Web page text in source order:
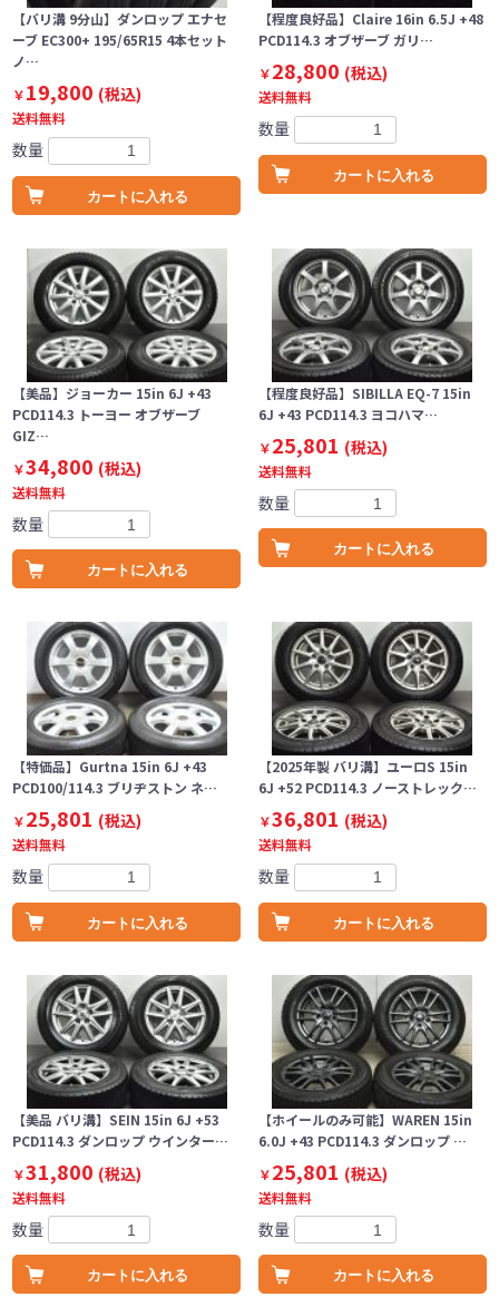
【バリ溝 9分山】ダンロップ エナセ
ーブ EC300+ 195/65R15 4本セット
ノ…
￥19,800 (税込)
送料無料
数量
カートに入れる
【程度良好品】Claire 16in 6.5J +48
PCD114.3 オブザーブ ガリ…
￥28,800 (税込)
送料無料
数量
カートに入れる
【美品】ジョーカー 15in 6J +43
PCD114.3 トーヨー オブザーブ
GIZ…
￥34,800 (税込)
送料無料
数量
カートに入れる
【程度良好品】SIBILLA EQ-7 15in
6J +43 PCD114.3 ヨコハマ…
￥25,801 (税込)
送料無料
数量
カートに入れる
【特価品】Gurtna 15in 6J +43
PCD100/114.3 ブリヂストン ネ…
￥25,801 (税込)
送料無料
数量
カートに入れる
【2025年製 バリ溝】ユーロS 15in
6J +52 PCD114.3 ノーストレック…
￥36,801 (税込)
送料無料
数量
カートに入れる
【美品 バリ溝】SEIN 15in 6J +53
PCD114.3 ダンロップ ウインター…
￥31,800 (税込)
送料無料
数量
カートに入れる
【ホイールのみ可能】WAREN 15in
6.0J +43 PCD114.3 ダンロップ …
￥25,801 (税込)
送料無料
数量
カートに入れる